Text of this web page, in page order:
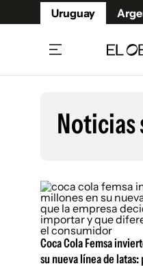
Uruguay
Beneficios
Café y Negocios
Economía y
Agro
Brand Studio
Noticias
Coca Cola Femsa
su nueva línea de